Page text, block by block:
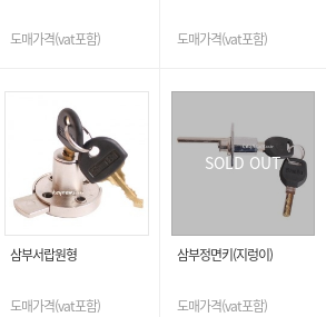
도매가격(vat포함) 도매가격(vat포함)
삼부서랍원형
도매가격(vat포함)
SOLD OUT
삼부정면키(지렁이)
도매가격(vat포함)